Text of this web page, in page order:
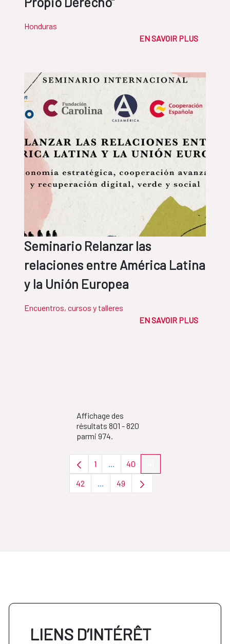
Honduras
EN SAVOIR PLUS
Seminario Relanzar las
relaciones entre América Latina
y la Unión Europea
Encuentros, cursos y talleres
EN SAVOIR PLUS
Affichage des
résultats 801 - 820
parmi 974.
Page
1 Pages intermédiaires Utilisez TAB
Page
40
Page
42 Pages intermédiaires Utilisez TAB
Page
49
LIENS D’INTÉRÊT